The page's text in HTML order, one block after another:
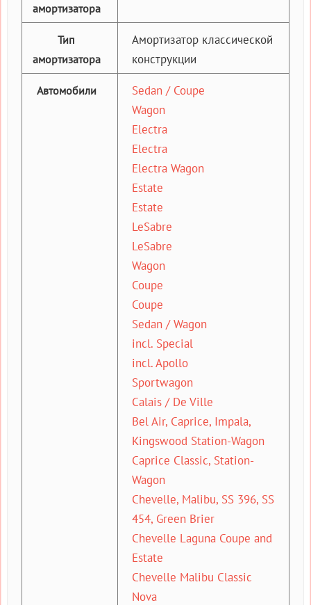
амортизатора
Тип
амортизатора
Амортизатор классической
конструкции
Автомобили
Sedan / Coupe
Wagon
Electra
Electra
Electra Wagon
Estate
Estate
LeSabre
LeSabre
Wagon
Coupe
Coupe
Sedan / Wagon
incl. Special
incl. Apollo
Sportwagon
Calais / De Ville
Bel Air, Caprice, Impala,
Kingswood Station-Wagon
Caprice Classic, Station-
Wagon
Chevelle, Malibu, SS 396, SS
454, Green Brier
Chevelle Laguna Coupe and
Estate
Chevelle Malibu Classic
Nova